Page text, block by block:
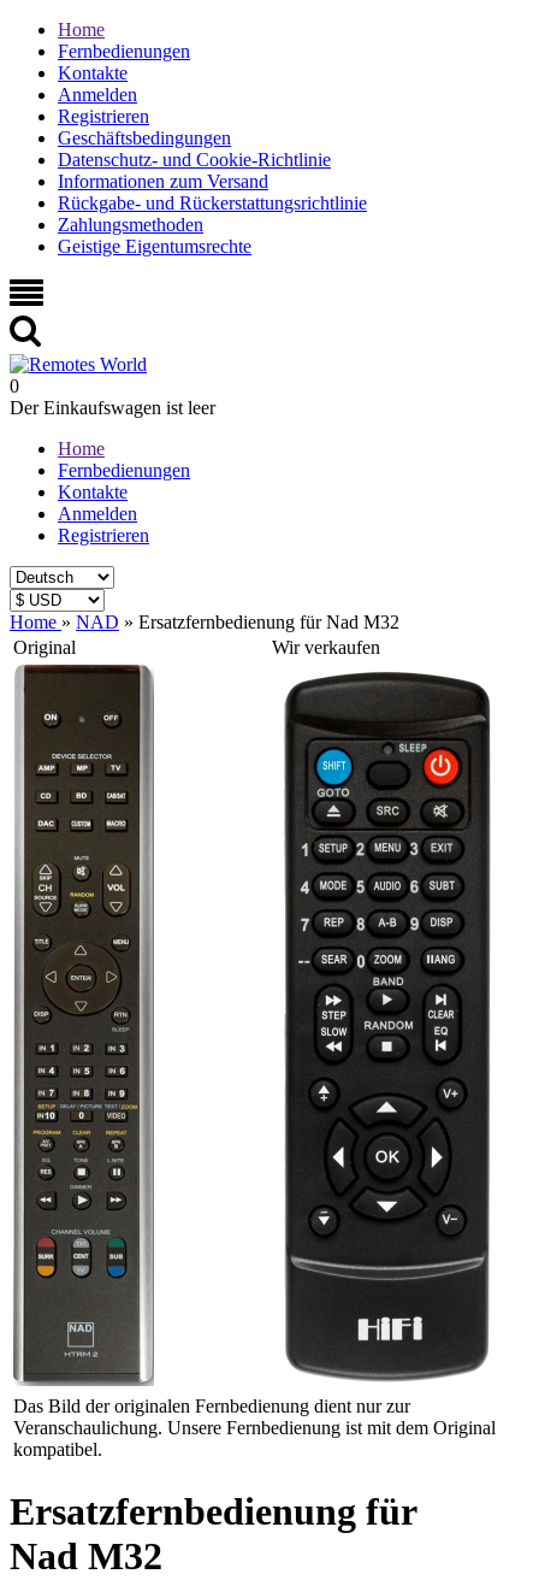
Home
Fernbedienungen
Kontakte
Anmelden
Registrieren
Geschäftsbedingungen
Datenschutz- und Cookie-Richtlinie
Informationen zum Versand
Rückgabe- und Rückerstattungsrichtlinie
Zahlungsmethoden
Geistige Eigentumsrechte
0
Der Einkaufswagen ist leer
Home
Fernbedienungen
Kontakte
Anmelden
Registrieren
Home » NAD » Ersatzfernbedienung für Nad M32
Original
Wir verkaufen
Das Bild der originalen Fernbedienung dient nur zur
Veranschaulichung. Unsere Fernbedienung ist mit dem Original
kompatibel.
Ersatzfernbedienung für
Nad M32